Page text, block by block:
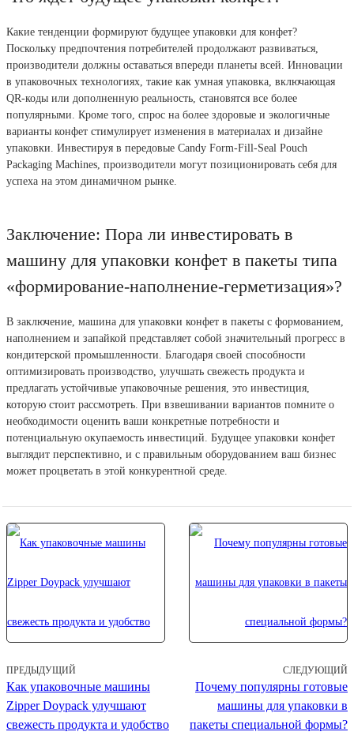
Какие тенденции формируют будущее упаковки для конфет?
Поскольку предпочтения потребителей продолжают развиваться,
производители должны оставаться впереди планеты всей. Инновации
в упаковочных технологиях, такие как умная упаковка, включающая
QR-коды или дополненную реальность, становятся все более
популярными. Кроме того, спрос на более здоровые и экологичные
варианты конфет стимулирует изменения в материалах и дизайне
упаковки. Инвестируя в передовые Candy Form-Fill-Seal Pouch
Packaging Machines, производители могут позиционировать себя для
успеха на этом динамичном рынке.
Заключение: Пора ли инвестировать в
машину для упаковки конфет в пакеты типа
«формирование-наполнение-герметизация»?
В заключение, машина для упаковки конфет в пакеты с формованием,
наполнением и запайкой представляет собой значительный прогресс в
кондитерской промышленности. Благодаря своей способности
оптимизировать производство, улучшать свежесть продукта и
предлагать устойчивые упаковочные решения, это инвестиция,
которую стоит рассмотреть. При взвешивании вариантов помните о
необходимости оценить ваши конкретные потребности и
потенциальную окупаемость инвестиций. Будущее упаковки конфет
выглядит перспективно, и с правильным оборудованием ваш бизнес
может процветать в этой конкурентной среде.
ПРЕДЫДУЩИЙ
Как упаковочные машины
Zipper Doypack улучшают
свежесть продукта и удобство
СЛЕДУЮЩИЙ
Почему популярны готовые
машины для упаковки в
пакеты специальной формы?